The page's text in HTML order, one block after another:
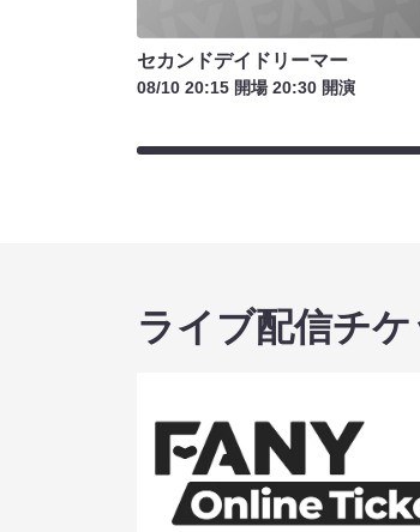
セカンドデイドリーマー
08/10 20:15 開場 20:30 開演
ライブ配信チケ